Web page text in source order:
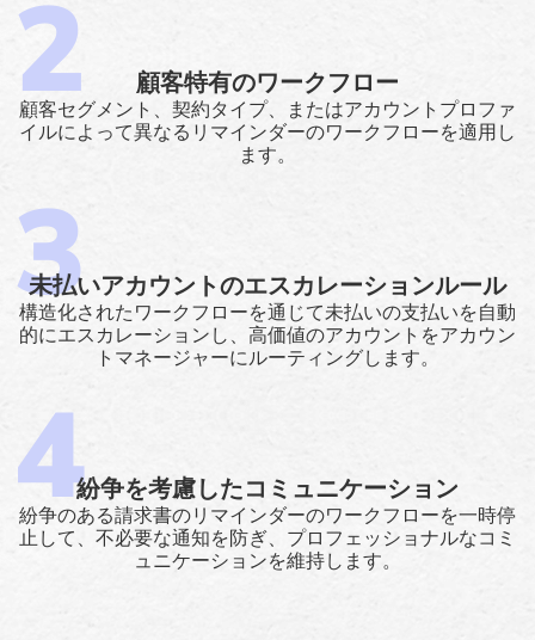
顧客特有のワークフロー
顧客セグメント、契約タイプ、またはアカウントプロファ
イルによって異なるリマインダーのワークフローを適用し
ます。
未払いアカウントのエスカレーションルール
構造化されたワークフローを通じて未払いの支払いを自動
的にエスカレーションし、高価値のアカウントをアカウン
トマネージャーにルーティングします。
紛争を考慮したコミュニケーション
紛争のある請求書のリマインダーのワークフローを一時停
止して、不必要な通知を防ぎ、プロフェッショナルなコミ
ュニケーションを維持します。